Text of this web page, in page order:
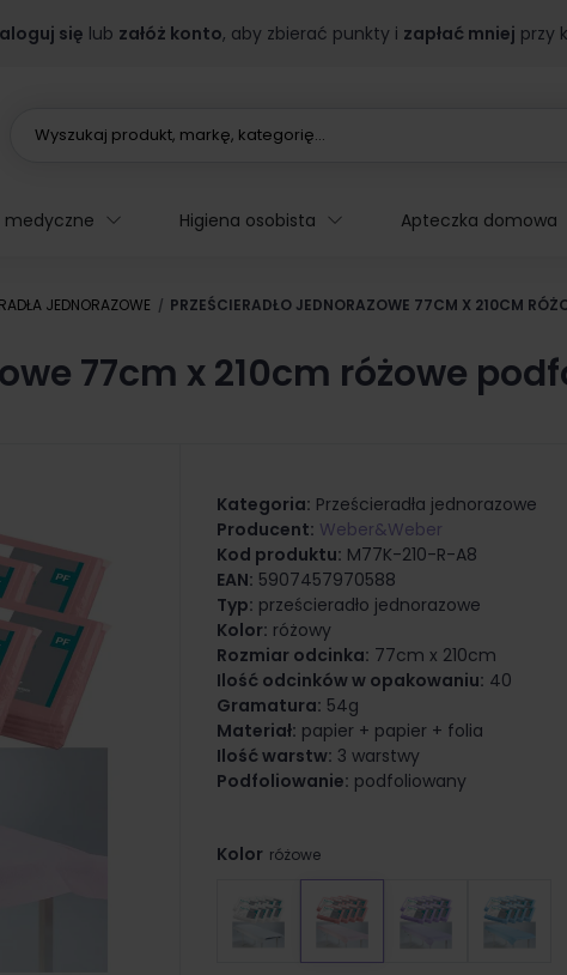
się lub załóż konto, aby zbierać punkty i zapłać mniej przy
medyczne Higiena osobista Apteczka domowa
JEDNORAZOWE PRZEŚCIERADŁO JEDNORAZOWE 77CM X 210CM
77cm x 210cm różowe
Kategoria: Prześcieradła jednorazowe
Producent: Weber&Weber
Kod produktu: M77K-210-R-A8
EAN: 5907457970588
Typ: prześcieradło jednorazowe
Kolor: różowy
Rozmiar odcinka: 77cm x 210cm
Ilość odcinków w opakowaniu: 40
Gramatura: 54g
Materiał: papier + papier + folia
Ilość warstw: 3 warstwy
Podfoliowanie: podfoliowany
Kolor różowe